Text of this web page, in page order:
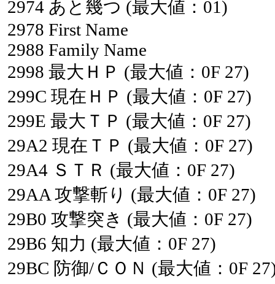
2974 あと幾つ (最大値：01)
2978 First Name
2988 Family Name
2998 最大ＨＰ (最大値：0F 27)
299C 現在ＨＰ (最大値：0F 27)
299E 最大ＴＰ (最大値：0F 27)
29A2 現在ＴＰ (最大値：0F 27)
29A4 ＳＴＲ (最大値：0F 27)
29AA 攻撃斬り (最大値：0F 27)
29B0 攻撃突き (最大値：0F 27)
29B6 知力 (最大値：0F 27)
29BC 防御/ＣＯＮ (最大値：0F